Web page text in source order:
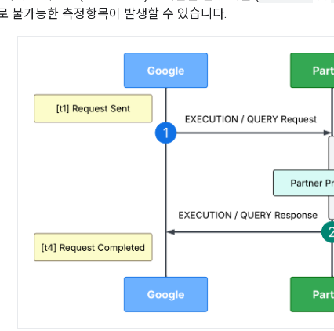
불가능한 측정항목이 발생할 수 있습니다.